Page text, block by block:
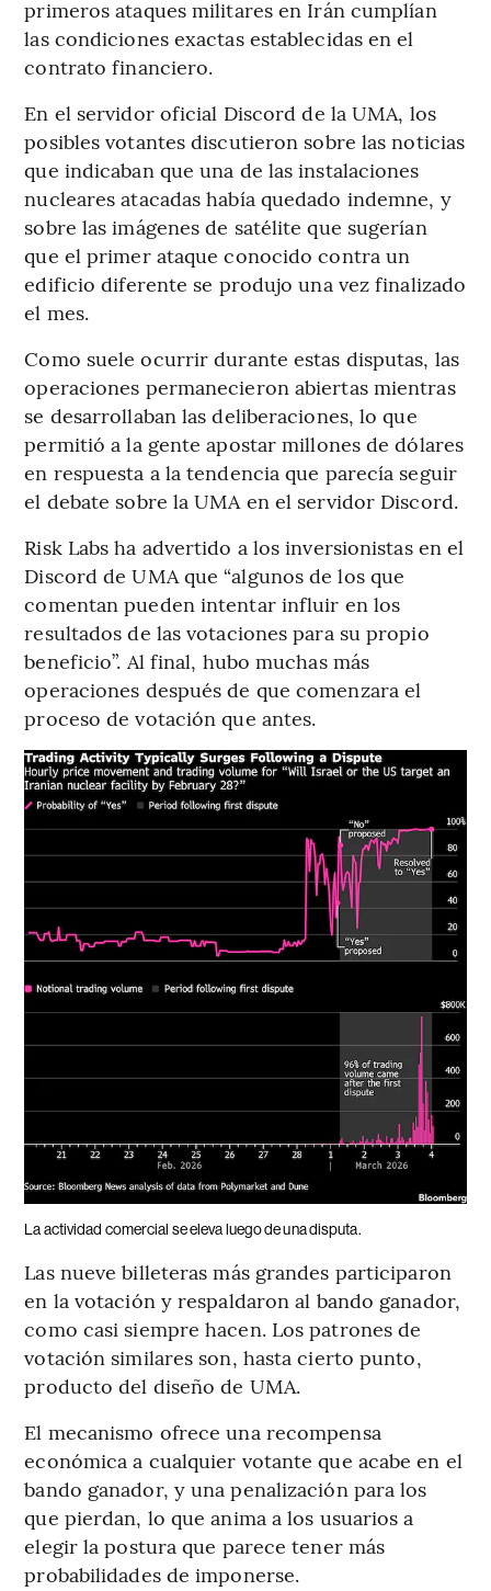
primeros ataques militares en Irán cumplían
las condiciones exactas establecidas en el
contrato financiero.
En el servidor oficial Discord de la UMA, los
posibles votantes discutieron sobre las noticias
que indicaban que una de las instalaciones
nucleares atacadas había quedado indemne, y
sobre las imágenes de satélite que sugerían
que el primer ataque conocido contra un
edificio diferente se produjo una vez finalizado
el mes.
Como suele ocurrir durante estas disputas, las
operaciones permanecieron abiertas mientras
se desarrollaban las deliberaciones, lo que
permitió a la gente apostar millones de dólares
en respuesta a la tendencia que parecía seguir
el debate sobre la UMA en el servidor Discord.
Risk Labs ha advertido a los inversionistas en el
Discord de UMA que “algunos de los que
comentan pueden intentar influir en los
resultados de las votaciones para su propio
beneficio”. Al final, hubo muchas más
operaciones después de que comenzara el
proceso de votación que antes.
La actividad comercial se eleva luego de una disputa.
Las nueve billeteras más grandes participaron
en la votación y respaldaron al bando ganador,
como casi siempre hacen. Los patrones de
votación similares son, hasta cierto punto,
producto del diseño de UMA.
El mecanismo ofrece una recompensa
económica a cualquier votante que acabe en el
bando ganador, y una penalización para los
que pierdan, lo que anima a los usuarios a
elegir la postura que parece tener más
probabilidades de imponerse.